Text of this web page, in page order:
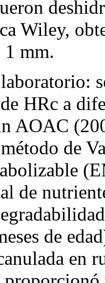
Wiley,
1 mm.
HRc a
AOAC
de
de
de
en